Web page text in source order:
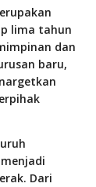
lima tahun
dan
baru,
Dari